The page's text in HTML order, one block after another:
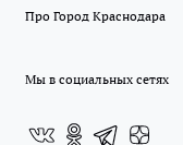
Про Город Краснодара
Мы в социальных сетях